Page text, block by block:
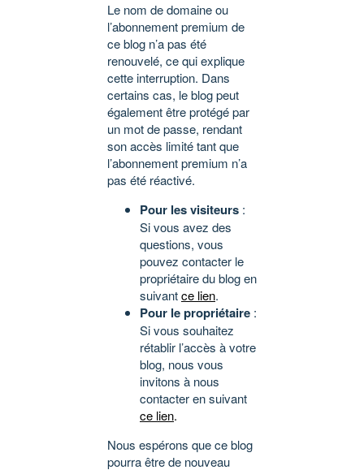
Le nom de domaine ou
l’abonnement premium de
ce blog n’a pas été
renouvelé, ce qui explique
cette interruption. Dans
certains cas, le blog peut
également être protégé par
un mot de passe, rendant
son accès limité tant que
l’abonnement premium n’a
pas été réactivé.
Pour les visiteurs :
Si vous avez des
questions, vous
pouvez contacter le
propriétaire du blog en
suivantce lien.
Pour le propriétaire :
Si vous souhaitez
rétablir l’accès à votre
blog, nous vous
invitons à nous
contacter en suivant
ce lien.
Nous espérons que ce blog
pourra être de nouveau